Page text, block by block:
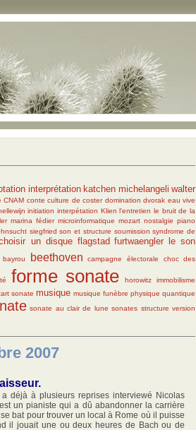
interprétation katchen michelangeli walter
CNAM conte culture de coster domination dvorak eau vive
initiation interpétation Klien l'entretien le bruit de la
marina fédier microinformatique mozart nostalgie piano
siegfried son et structure soumission syndrome de
un disque flagstad furtwaengler
le son
bayrou beethoven campagne électorale choc des
forme sonate horowitz
immobilisme
sonate musique musique funèbre physique quantique
sonate au clair de lune sonates structure version
2007
déjà à plusieurs reprises interviewé Nicolas
un pianiste qui a dû abandonner la carrière
bat pour trouver un local à Rome où il puisse
il jouait une ou deux heures de Bach ou de